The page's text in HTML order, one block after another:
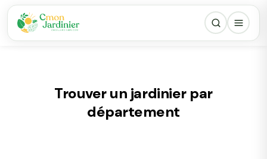
Trouver un jardinier par
département